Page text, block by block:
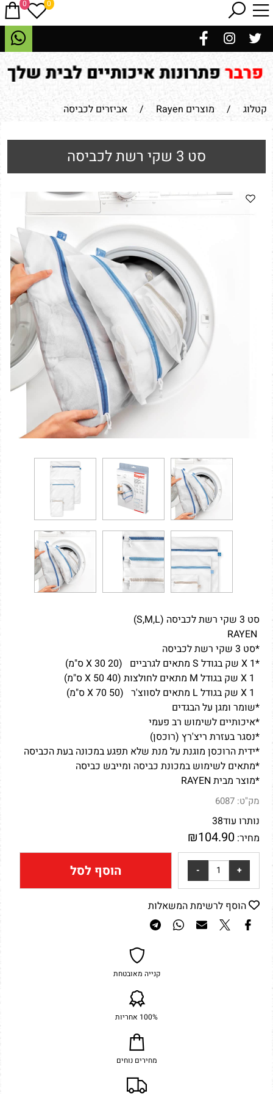
0 0
קטלוג / מוצרים Rayen / אביזרים לכביסה
סט 3 שקי רשת לכביסה
סט 3 שקי רשת לכביסה (S,M,L)
*סט 3 שקי רשת לכביסה
*1 X שק בגודל S מתאים לגרביים (20 X 30 ס"מ)
*שומר ומגן על הבגדים
*איכותיים לשימוש רב פעמי
*נסגר בעזרת ריצ'רץ (רוכסן)
*ידית הרוכסן מוגנת על מנת שלא תפגע במכונה בעת הכביסה
*מתאים לשימוש במכונת כביסה ומייבש כביסה
*מוצר מבית RAYEN
מק"ט: 6087
נותרו עוד38
מחיר:
₪104.90
הוסף לסל
הוסף לרשימת המשאלות
קנייה מאובטחת
100% אחריות
מחירים נוחים